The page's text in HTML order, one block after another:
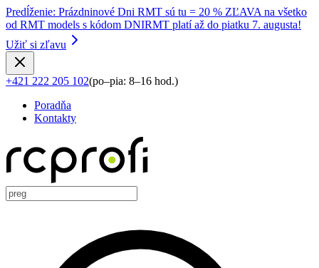
Predĺženie: Prázdninové Dni RMT sú tu = 20 % ZĽAVA na všetko
od RMT models s kódom DNIRMT platí až do piatku 7. augusta!
Užiť si zľavu
+421 222 205 102(po–pia: 8–16 hod.)
Poradňa
Kontakty